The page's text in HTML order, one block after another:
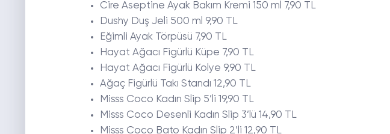
Cire Aseptine Ayak Bakım Kremi 150 ml 7,90 TL
Dushy Duş Jeli 500 ml 9,90 TL
Eğimli Ayak Törpüsü 7,90 TL
Hayat Ağacı Figürlü Küpe 7,90 TL
Hayat Ağacı Figürlü Kolye 9,90 TL
Ağaç Figürlü Takı Standı 12,90 TL
Misss Coco Kadın Slip 5’li 19,90 TL
Misss Coco Desenli Kadın Slip 3’lü 14,90 TL
Misss Coco Bato Kadın Slip 2’li 12,90 TL